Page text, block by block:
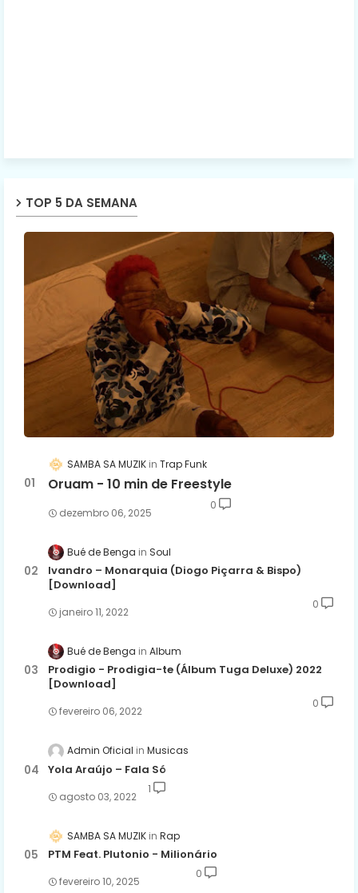
TOP 5 DA SEMANA
SAMBA SA MUZIK Trap Funk
Oruam - 10 min de Freestyle
dezembro 06, 2025
0
Bué de Benga Soul
Ivandro – Monarquia (Diogo Piçarra & Bispo)
[Download]
janeiro 11, 2022
0
Bué de Benga Album
Prodigio - Prodigia-te (Álbum Tuga Deluxe) 2022
[Download]
fevereiro 06, 2022
0
Admin Oficial Musicas
Yola Araújo – Fala Só
agosto 03, 2022
1
SAMBA SA MUZIK Rap
PTM Feat. Plutonio - Milionário
fevereiro 10, 2025
0